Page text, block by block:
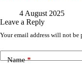
4 August 2025
Leave a Reply
Your email address will not be
Name*